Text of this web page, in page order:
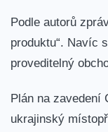
Podle autorů
produktu“. Navíc
proveditelný
Plán na zavedení
ukrajinský